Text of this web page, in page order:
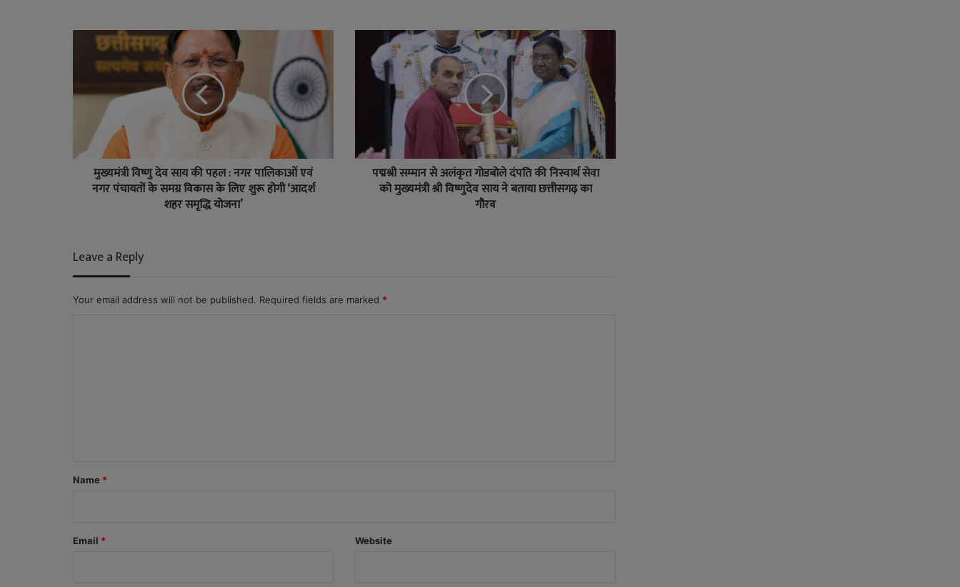
मुख्यमंत्री विष्णु देव साय की पहल : नगर पालिकाओं एवं
नगर पंचायतों के समग्र विकास के लिए शुरू होगी ‘आदर्श
शहर समृद्धि योजना’
पद्मश्री सम्मान से अलंकृत गोडबोले दंपति की निस्वार्थ सेवा
को मुख्यमंत्री श्री विष्णुदेव साय ने बताया छत्तीसगढ़ का
गौरव
Leave a Reply
Your email address will not be published. Required fields are marked *
*
Name *
Email * Website